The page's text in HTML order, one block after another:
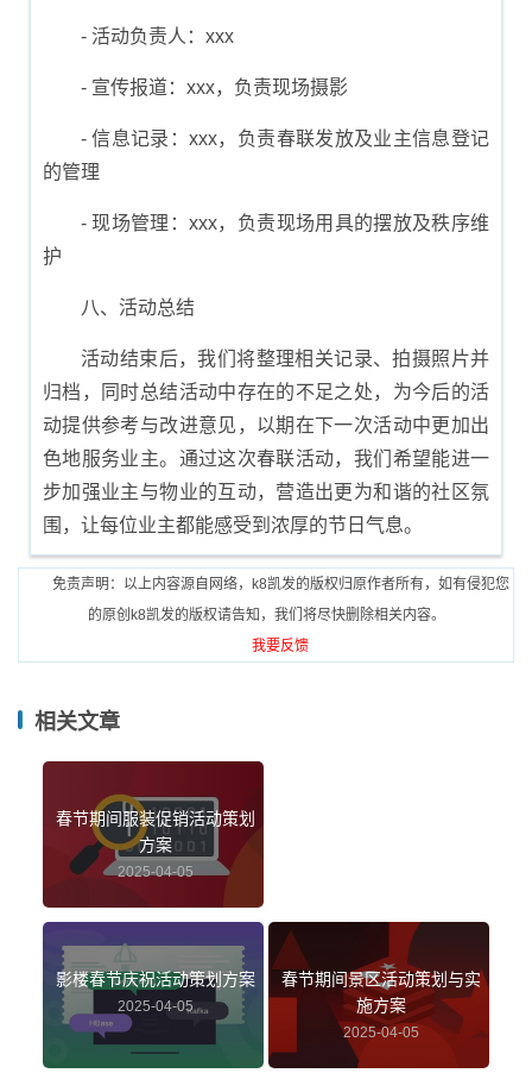
- 活动负责人：xxx
- 宣传报道：xxx，负责现场摄影
- 信息记录：xxx，负责春联发放及业主信息登记
的管理
- 现场管理：xxx，负责现场用具的摆放及秩序维
护
八、活动总结
活动结束后，我们将整理相关记录、拍摄照片并
归档，同时总结活动中存在的不足之处，为今后的活
动提供参考与改进意见，以期在下一次活动中更加出
色地服务业主。通过这次春联活动，我们希望能进一
步加强业主与物业的互动，营造出更为和谐的社区氛
围，让每位业主都能感受到浓厚的节日气息。
免责声明：以上内容源自网络，k8凯发的版权归原作者所有，如有侵犯您
的原创k8凯发的版权请告知，我们将尽快删除相关内容。
我要反馈
相关文章
春节期间服装促销活动策划
方案
2025-04-05
影楼春节庆祝活动策划方案
2025-04-05
春节期间景区活动策划与实
施方案
2025-04-05